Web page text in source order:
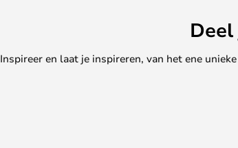
Inspireer en laat je inspireren, van het ene